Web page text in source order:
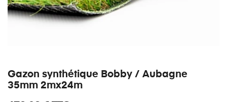
Gazon synthétique Bobby / Aubagne
35mm 2mx24m